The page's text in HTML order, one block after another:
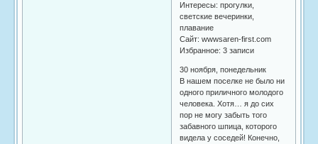
Интересы: прогулки,
светские вечеринки,
плавание
Сайт: wwwsaren-first.com
Избранное: 3 записи
30 ноября, понедельник
В нашем поселке не было ни
одного приличного молодого
человека. Хотя… я до сих
пор не могу забыть того
забавного шпица, которого
видела у соседей! Конечно,